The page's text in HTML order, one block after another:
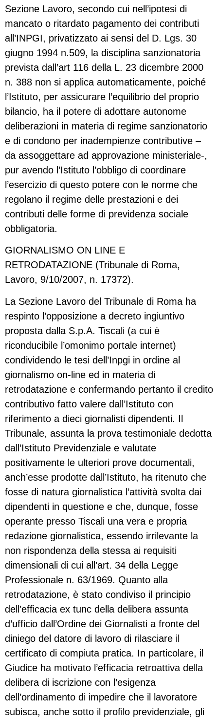
Sezione Lavoro, secondo cui nell’ipotesi di
mancato o ritardato pagamento dei contributi
all’INPGI, privatizzato ai sensi del D. Lgs. 30
giugno 1994 n.509, la disciplina sanzionatoria
prevista dall’art 116 della L. 23 dicembre 2000
n. 388 non si applica automaticamente, poiché
l’Istituto, per assicurare l’equilibrio del proprio
bilancio, ha il potere di adottare autonome
deliberazioni in materia di regime sanzionatorio
e di condono per inadempienze contributive –
da assoggettare ad approvazione ministeriale-,
pur avendo l’Istituto l’obbligo di coordinare
l’esercizio di questo potere con le norme che
regolano il regime delle prestazioni e dei
contributi delle forme di previdenza sociale
obbligatoria.
GIORNALISMO ON LINE E
RETRODATAZIONE (Tribunale di Roma,
Lavoro, 9/10/2007, n. 17372).
La Sezione Lavoro del Tribunale di Roma ha
respinto l’opposizione a decreto ingiuntivo
proposta dalla S.p.A. Tiscali (a cui è
riconducibile l’omonimo portale internet)
condividendo le tesi dell’Inpgi in ordine al
giornalismo on-line ed in materia di
retrodatazione e confermando pertanto il credito
contributivo fatto valere dall’Istituto con
riferimento a dieci giornalisti dipendenti. Il
Tribunale, assunta la prova testimoniale dedotta
dall’Istituto Previdenziale e valutate
positivamente le ulteriori prove documentali,
anch’esse prodotte dall’Istituto, ha ritenuto che
fosse di natura giornalistica l’attività svolta dai
dipendenti in questione e che, dunque, fosse
operante presso Tiscali una vera e propria
redazione giornalistica, essendo irrilevante la
non rispondenza della stessa ai requisiti
dimensionali di cui all’art. 34 della Legge
Professionale n. 63/1969. Quanto alla
retrodatazione, è stato condiviso il principio
dell’efficacia ex tunc della delibera assunta
d’ufficio dall’Ordine dei Giornalisti a fronte del
diniego del datore di lavoro di rilasciare il
certificato di compiuta pratica. In particolare, il
Giudice ha motivato l’efficacia retroattiva della
delibera di iscrizione con l’esigenza
dell’ordinamento di impedire che il lavoratore
subisca, anche sotto il profilo previdenziale, gli